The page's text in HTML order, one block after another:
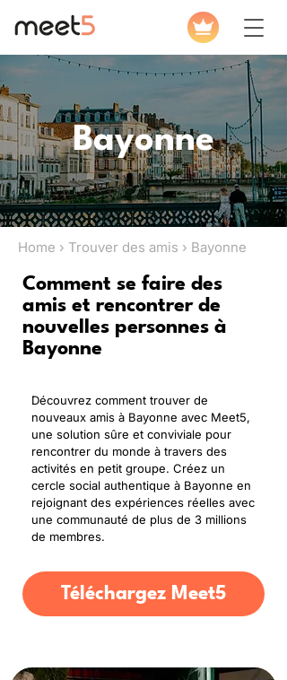
Bayonne
Home › Trouver des amis › Bayonne
Comment se faire des
amis et rencontrer de
nouvelles personnes à
Bayonne
Découvrez comment trouver de
nouveaux amis à Bayonne avec Meet5,
une solution sûre et conviviale pour
rencontrer du monde à travers des
activités en petit groupe. Créez un
cercle social authentique à Bayonne en
rejoignant des expériences réelles avec
une communauté de plus de 3 millions
de membres.
Téléchargez Meet5